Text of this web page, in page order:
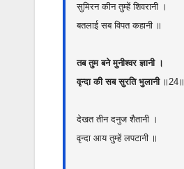
सुमिरन कीन तुम्हें शिवरानी ।
बतलाई सब विपत कहानी ॥
तब तुम बने मुनीश्वर ज्ञानी ।
वृन्दा की सब सुरति भुलानी॥24॥
देखत तीन दनुज शैतानी ।
वृन्दा आय तुम्हें लपटानी ॥